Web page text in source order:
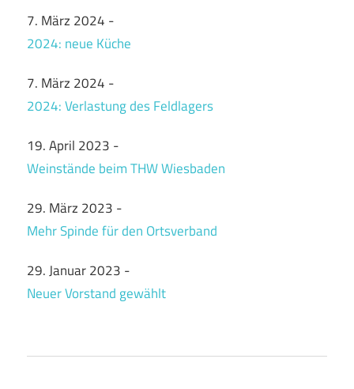
7. März 2024 -
2024: neue Küche
7. März 2024 -
2024: Verlastung des Feldlagers
19. April 2023 -
Weinstände beim THW Wiesbaden
29. März 2023 -
Mehr Spinde für den Ortsverband
29. Januar 2023 -
Neuer Vorstand gewählt